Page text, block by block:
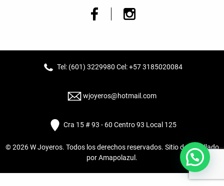
Tel: (601) 3229980 Cel: +57 3185020084
wjoyeros@hotmail.com
Cra 15 # 93 - 60 Centro 93 Local 125
© 2026W Joyeros. Todos los derechos reservados. Sitio desarrollado
porAmapolazul .